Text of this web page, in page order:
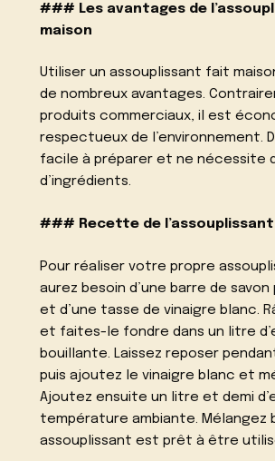
### Les avantages de
maison
Utiliser un assouplissant fait
de nombreux avantages.
produits commerciaux, il est
respectueux de l’environnement.
facile à préparer et ne nécessite
d’ingrédients.
### Recette de l’assouplissant
Pour réaliser votre propre
aurez besoin d’une barre de
et d’une tasse de vinaigre blanc.
et faites-le fondre dans un litre
bouillante. Laissez reposer
puis ajoutez le vinaigre blanc et
Ajoutez ensuite un litre et demi
température ambiante. Mélangez
assouplissant est prêt à être